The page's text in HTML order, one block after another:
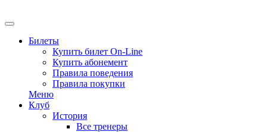
Билеты
Купить билет On-Line
Купить абонемент
Правила поведения
Правила покупки
Меню
Клуб
История
Все тренеры